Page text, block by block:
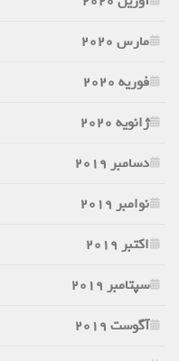
مارس 2020
فوریه 2020
ژانویه 2020
دسامبر 2019
نوامبر 2019
اکتبر 2019
سپتامبر 2019
آگوست 2019